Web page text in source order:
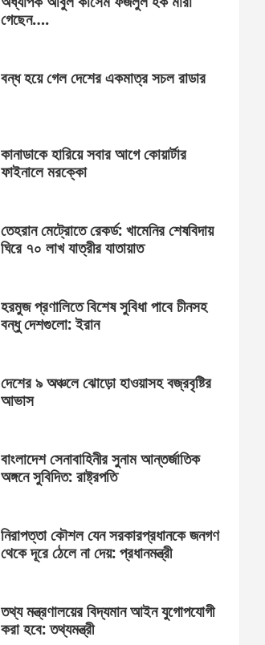
গেছেন….
বন্ধ হয়ে গেল দেশের একমাত্র সচল রাডার
কানাডাকে হারিয়ে সবার আগে কোয়ার্টার
ফাইনালে মরক্কো
তেহরান মেট্রোতে রেকর্ড: খামেনির শেষবিদায়
ঘিরে ৭০ লাখ যাত্রীর যাতায়াত
হরমুজ প্রণালিতে বিশেষ সুবিধা পাবে চীনসহ
বন্ধু দেশগুলো: ইরান
দেশের ৯ অঞ্চলে ঝোড়ো হাওয়াসহ বজ্রবৃষ্টির
আভাস
বাংলাদেশ সেনাবাহিনীর সুনাম আন্তর্জাতিক
অঙ্গনে সুবিদিত: রাষ্ট্রপতি
নিরাপত্তা কৌশল যেন সরকারপ্রধানকে জনগণ
থেকে দূরে ঠেলে না দেয়: প্রধানমন্ত্রী
তথ্য মন্ত্রণালয়ের বিদ্যমান আইন যুগোপযোগী
করা হবে: তথ্যমন্ত্রী